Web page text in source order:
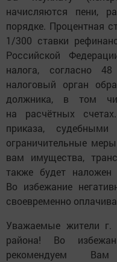
начисляются пени,
порядке. Процентная
1/300 ставки
Российской
налога, согласно
налоговый орган
должника, в том
на расчётных
приказа,
ограничительные
вам имущества,
также будет
Во избежание
своевременно
Уважаемые жители г.
района! Во
рекомендуем Вам